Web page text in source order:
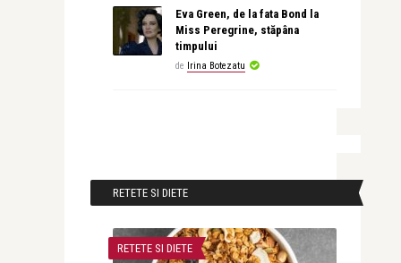
Eva Green, de la fata Bond la
Miss Peregrine, stăpâna
timpului
de Irina Botezatu
RETETE SI DIETE
RETETE SI DIETE